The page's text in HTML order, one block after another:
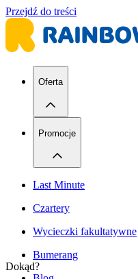
Przejdź do treści
Oferta
Promocje
Last Minute
Czartery
Wycieczki fakultatywne
Bumerang
Dokąd?